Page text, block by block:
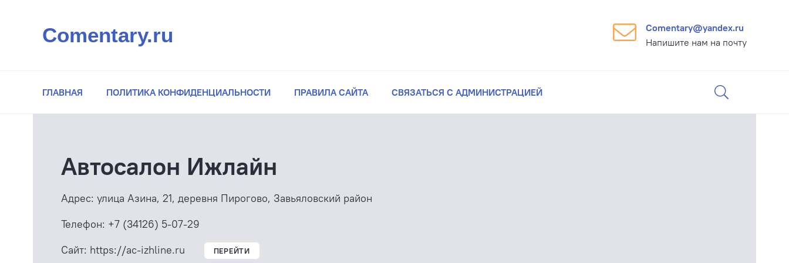
Comentary.ru
Comentary@yandex.ru
Напишите нам на почту
ГЛАВНАЯ ПОЛИТИКА КОНФИДЕНЦИАЛЬНОСТИ ПРАВИЛА САЙТА СВЯЗАТЬСЯ С АДМИНИСТРАЦИЕЙ
Автосалон Ижлайн
Адрес: улица Азина, 21, деревня Пирогово, Завьяловский район
Телефон: +7 (34126) 5-07-29
Сайт: https://ac-izhline.ru ПЕРЕЙТИ